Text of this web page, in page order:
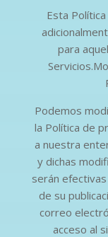
Esta
para
Podemos
la Política de
a nuestra
y dichas
serán
de su
correo
acceso al